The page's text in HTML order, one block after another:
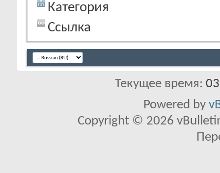
Категория
Ссылка
Текущее время:
Powered by
Copyright © 2026